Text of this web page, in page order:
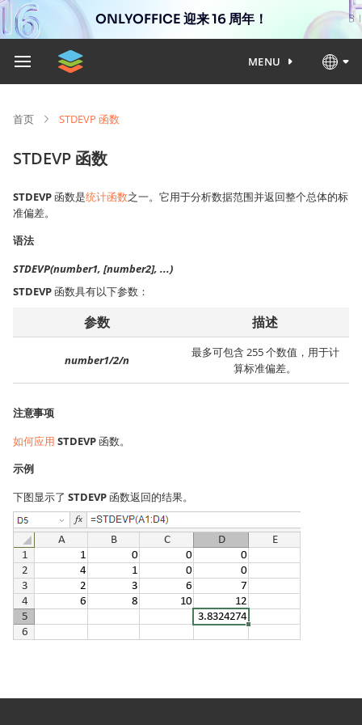
ONLYOFFICE 迎来 16 周年！
MENU
首页 STDEVP 函数
STDEVP 函数
STDEVP函数是统计函数之一。它用于分析数据范围并返回整个总体的标
准偏差。
语法
STDEVP(number1, [number2], ...)
STDEVP函数具有以下参数：
参数 描述
number1/2/n
最多可包含 255 个数值，用于计
算标准偏差。
注意事项
如何应用 STDEVP函数。
示例
下图显示了 STDEVP函数返回的结果。